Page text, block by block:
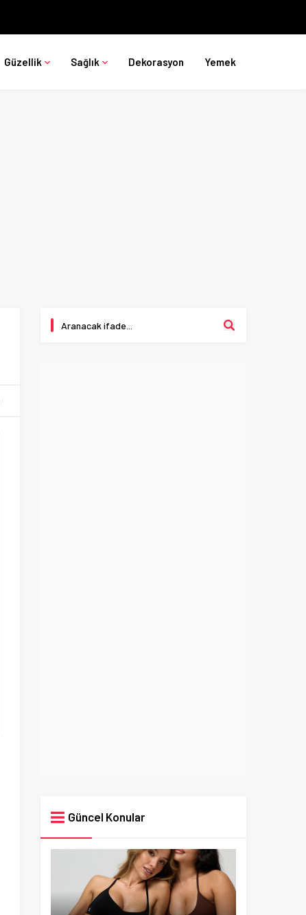
Güzellik Sağlık Dekorasyon Yemek
Güncel Konular